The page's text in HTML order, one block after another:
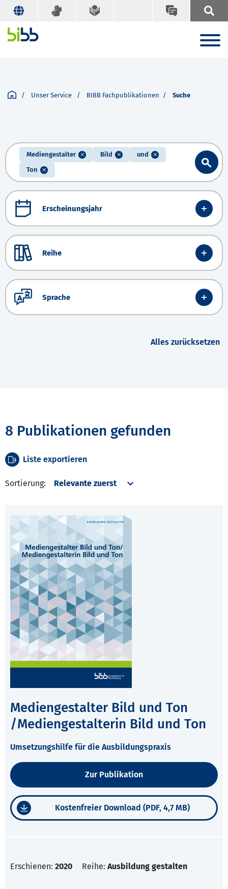
Unser Service BIBB Fachpublikationen Suche
Mediengestalter Bild
und
Ton
Erscheinungsjahr
Reihe
Sprache
Alles zurücksetzen
8 Publikationen gefunden
Liste exportieren
Sortierung:
Mediengestalter Bild und Ton
/Mediengestalterin Bild und Ton
Umsetzungshilfe für die Ausbildungspraxis
Zur Publikation
Kostenfreier Download (PDF, 4,7 MB)
Erschienen: 2020 Reihe: Ausbildung gestalten